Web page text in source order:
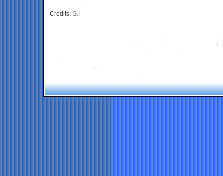
Credits: G.I